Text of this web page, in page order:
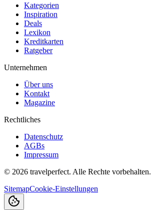
Kategorien
Inspiration
Deals
Lexikon
Kreditkarten
Ratgeber
Unternehmen
Über uns
Kontakt
Magazine
Rechtliches
Datenschutz
AGBs
Impressum
© 2026 travelperfect. Alle Rechte vorbehalten.
SitemapCookie-Einstellungen